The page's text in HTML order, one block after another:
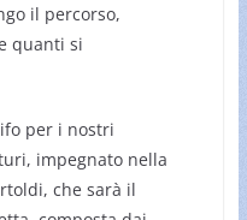
il percorso,
quanti si
per i nostri
impegnato nella
che sarà il